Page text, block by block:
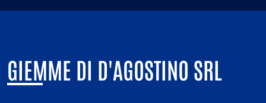
GIEMME DI D'AGOSTINO SRL